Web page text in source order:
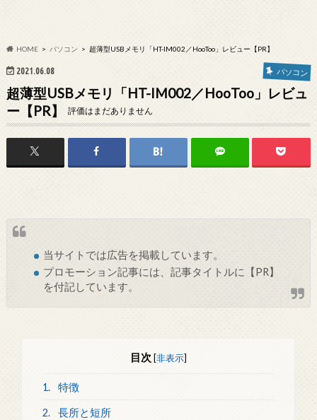
HOME パソコン 超薄型USBメモリ「HT-IM002／HooToo」レビュー【PR】
2021.06.08 パソコン
超薄型USBメモリ「HT-IM002／HooToo」レビュ
ー【PR】
評価はまだありません
当サイトでは広告を掲載しています。
プロモーション記事には、記事タイトルに【PR】
を付記しています。
目次 [非表示]
1. 特徴
2. 長所と短所